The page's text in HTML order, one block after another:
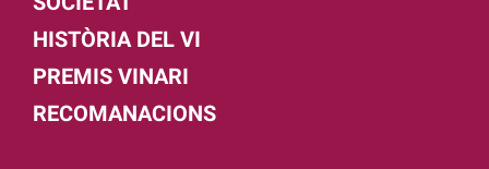
HISTÒRIA DEL VI
PREMIS VINARI
RECOMANACIONS